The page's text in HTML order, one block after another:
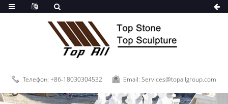
Телефон: +86-18030304532 Email: Services@topallgroup.com